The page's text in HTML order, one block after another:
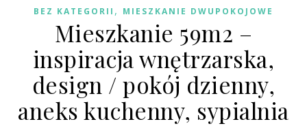
BEZ KATEGORII , MIESZKANIE DWUPOKOJOWE
Mieszkanie 59m2 –
inspiracja wnętrzarska,
design / pokój dzienny,
aneks kuchenny, sypialnia